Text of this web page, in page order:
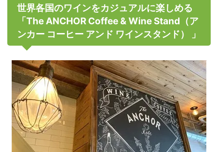
世界各国のワインをカジュアルに楽しめる
「The ANCHOR Coffee & Wine Stand（ア
ンカー コーヒー アンド ワインスタンド）
」